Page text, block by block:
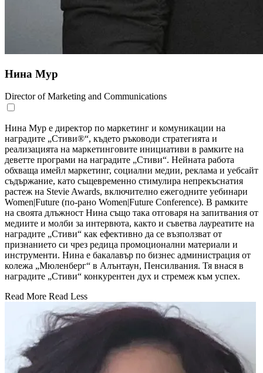
Нина Мур
Director of Marketing and Communications
Нина Мур е директор по маркетинг и комуникации на
наградите „Стиви®“, където ръководи стратегията и
реализацията на маркетинговите инициативи в рамките на
деветте програми на наградите „Стиви“. Нейната работа
обхваща имейл маркетинг, социални медии, реклама и уебсайт
съдържание, като същевременно стимулира непрекъснатия
растеж на Stevie Awards, включително ежегодните уебинари
Women|Future (по-рано Women|Future Conference). В рамките
на своята длъжност Нина също така отговаря на запитвания от
медиите и молби за интервюта, както и съветва лауреатите на
наградите „Стиви“ как ефективно да се възползват от
признанието си чрез редица промоционални материали и
инструменти. Нина е бакалавър по бизнес администрация от
колежа „Мюленберг“ в Алънтаун, Пенсилвания. Тя внася в
наградите „Стиви“ конкурентен дух и стремеж към успех.
Read More Read Less